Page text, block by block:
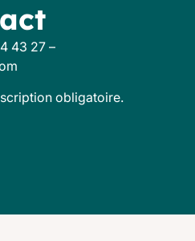
43 27 –
obligatoire.